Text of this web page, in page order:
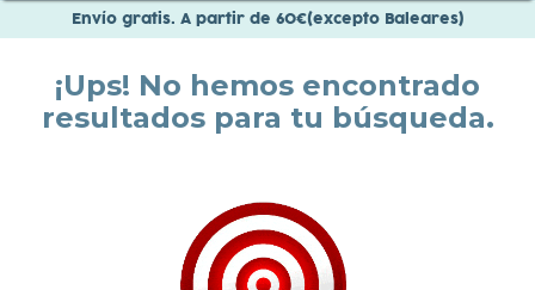
Envío gratis. A partir de 60€(excepto Baleares)
Nuevo catálogo Aire Libre
Paga en 3 plazos sin intereses
¡Ups! No hemos encontrado
resultados para tu búsqueda.